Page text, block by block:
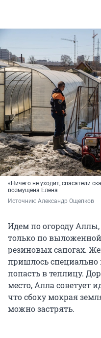
«Ничего не уходит, спасатели
возмущена Елена
Источник: Александр Ощепков
Идем по огороду
только по
резиновых сапогах.
пришлось специально
попасть в теплицу.
место, Алла советует
что сбоку мокрая
можно застрять.